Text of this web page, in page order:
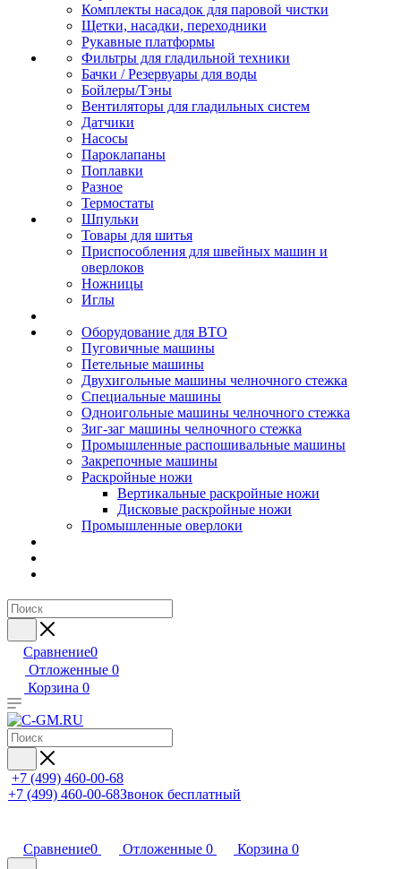
Комплекты насадок для паровой чистки
Щетки, насадки, переходники
Рукавные платформы
Фильтры для гладильной техники
Бачки / Резервуары для воды
Бойлеры/Тэны
Вентиляторы для гладильных систем
Датчики
Насосы
Пароклапаны
Поплавки
Разное
Термостаты
Шпульки
Товары для шитья
Приспособления для швейных машин и
оверлоков
Ножницы
Иглы
Оборудование для ВТО
Пуговичные машины
Петельные машины
Двухигольные машины челночного стежка
Специальные машины
Одноигольные машины челночного стежка
Зиг-заг машины челночного стежка
Промышленные распошивальные машины
Закрепочные машины
Раскройные ножи
Вертикальные раскройные ножи
Дисковые раскройные ножи
Промышленные оверлоки
Сравнение0
Отложенные 0
Корзина 0
+7 (499) 460-00-68
+7 (499) 460-00-68Звонок бесплатный
Сравнение0 Отложенные 0 Корзина 0